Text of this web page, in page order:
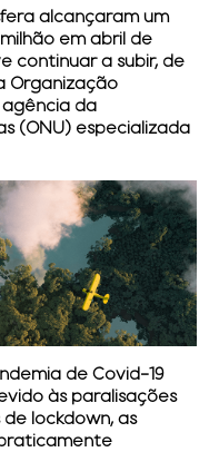
alcançaram um
em abril de
continuar a subir, de
Organização
agência da
(ONU) especializada
de Covid-19
às paralisações
lockdown, as